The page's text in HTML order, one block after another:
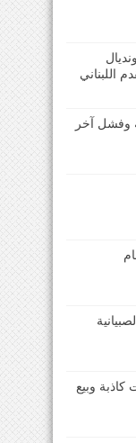
اللبناني
وفشل آخر
كاذبة وبيع